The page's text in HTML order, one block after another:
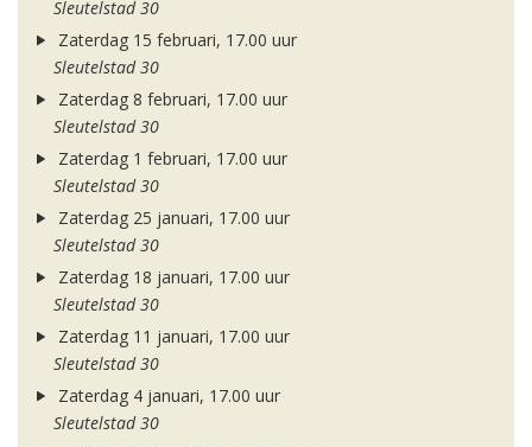
Sleutelstad 30
Zaterdag 15 februari, 17.00 uur
Sleutelstad 30
Zaterdag 8 februari, 17.00 uur
Sleutelstad 30
Zaterdag 1 februari, 17.00 uur
Sleutelstad 30
Zaterdag 25 januari, 17.00 uur
Sleutelstad 30
Zaterdag 18 januari, 17.00 uur
Sleutelstad 30
Zaterdag 11 januari, 17.00 uur
Sleutelstad 30
Zaterdag 4 januari, 17.00 uur
Sleutelstad 30